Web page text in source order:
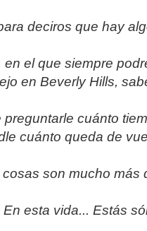
deciros que hay
el que siempre
en Beverly Hills,
preguntarle cuánto
cuánto queda de
son mucho más
En esta vida... Estás